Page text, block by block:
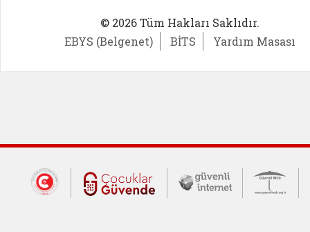
© 2026 Tüm Hakları Saklıdır.
EBYS (Belgenet)
BİTS Yardım Masası
Dış Bağlantılar
Cumhurbaşkanlığı İletişim Merkezi
Çocuklar Güvende (yeni
Güvenli